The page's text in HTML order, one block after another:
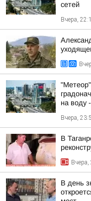
сетей
Вчера,
на воду
Вчера,
В
Вчера,
В день